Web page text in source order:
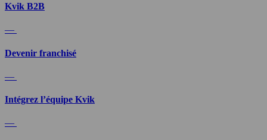
Kvik B2B
—
Devenir franchisé
—
Intégrez l’équipe Kvik
—